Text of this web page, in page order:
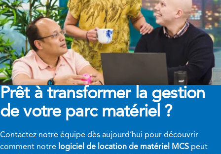
Prêt à transformer la gestion
de votre parc matériel ?
Contactez notre équipe dès aujourd’hui pour découvrir
comment notre logiciel de location de matériel MCS peut